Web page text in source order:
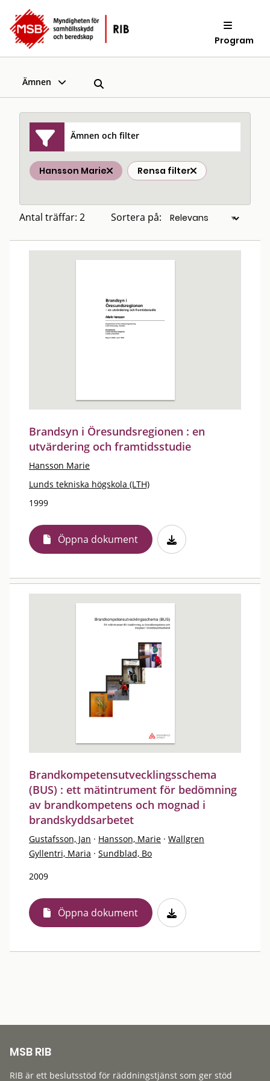
Program
Ämnen
Ämnen och filter
Hansson Marie Rensa filter
Antal träffar: 2 Sortera på:
Brandsyn i Öresundsregionen : en
utvärdering och framtidsstudie
Hansson Marie
Lunds tekniska högskola (LTH)
1999
Öppna dokument
Brandkompetensutvecklingsschema
(BUS) : ett mätintrument för bedömning
av brandkompetens och mognad i
brandskyddsarbetet
Gustafsson, Jan · Hansson, Marie · Wallgren
Gyllentri, Maria · Sundblad, Bo
2009
Öppna dokument
MSB RIB
RIB är ett beslutsstöd för räddningstjänst som ger stöd